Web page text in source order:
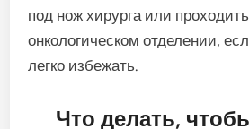
под нож хирурга или
онкологическом отделении,
легко избежать.
Что делать,